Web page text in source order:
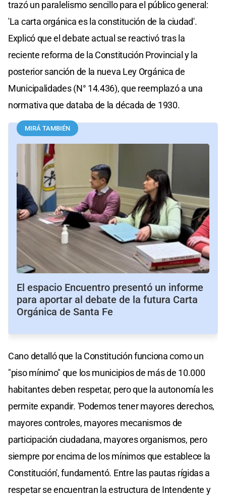
trazó un paralelismo sencillo para el público general:
'La carta orgánica es la constitución de la ciudad'.
Explicó que el debate actual se reactivó tras la
reciente reforma de la Constitución Provincial y la
posterior sanción de la nueva Ley Orgánica de
Municipalidades (N° 14.436), que reemplazó a una
normativa que databa de la década de 1930.
MIRÁ TAMBIÉN
El espacio Encuentro presentó un informe
para aportar al debate de la futura Carta
Orgánica de Santa Fe
Cano detalló que la Constitución funciona como un
"piso mínimo" que los municipios de más de 10.000
habitantes deben respetar, pero que la autonomía les
permite expandir. 'Podemos tener mayores derechos,
mayores controles, mayores mecanismos de
participación ciudadana, mayores organismos, pero
siempre por encima de los mínimos que establece la
Constitución', fundamentó. Entre las pautas rígidas a
respetar se encuentran la estructura de Intendente y